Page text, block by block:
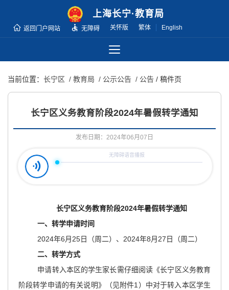
上海长宁·教育局
返回门户网站 无障碍 关怀版 繁体 English
当前位置： 长宁区 / 教育局 / 公示公告 / 公告 / 稿件页
长宁区义务教育阶段2024年暑假转学通知
发布日期：2024年06月07日
长宁区义务教育阶段2024年暑假转学通知
一、转学申请时间
2024年6月25日（周二）、2024年8月27日（周二）
二、转学方式
申请转入本区的学生家长需仔细阅读《长宁区义务教育
阶段转学申请的有关说明》（见附件1）中对于转入本区学生